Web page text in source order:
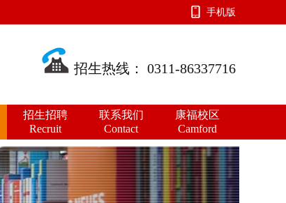
手机版
招生热线： 0311-86337716
招生招聘
Recruit
联系我们
Contact
康福校区
Camford